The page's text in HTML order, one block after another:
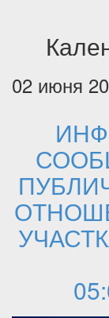
02 июня